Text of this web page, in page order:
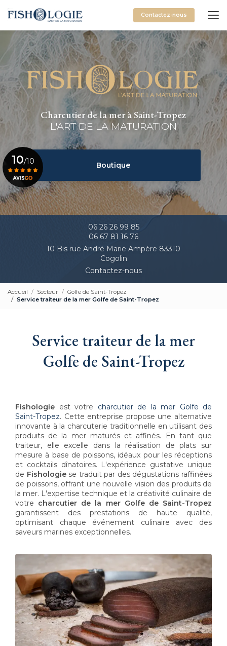
au
principal
Contactez-nous
Charcutier de la mer à Saint-Tropez
L'ART DE LA MATURATION
Boutique
06 26 26 99 85
06 67 81 16 76
10 Bis rue André Marie Ampère 83310
Cogolin
Contactez-nous
10/10
Voir le certificat
Accueil Secteur
Golfe de Saint-Tropez
Service traiteur de la mer Golfe de Saint-Tropez
Service traiteur de la mer
Golfe de Saint-Tropez
Fishologie est votre charcutier de la mer Golfe de
Saint-Tropez. Cette entreprise propose une alternative
innovante à la charcuterie traditionnelle en utilisant des
produits de la mer maturés et affinés. En tant que
traiteur, elle excelle dans la réalisation de plats sur
mesure à base de poissons, idéaux pour les réceptions
et cocktails dînatoires. L'expérience gustative unique
de Fishologiese traduit par des dégustations raffinées
de poissons, offrant une nouvelle vision des produits de
la mer. L'expertise technique et la créativité culinaire de
votre charcutier de la mer Golfe de Saint-Tropez
garantissent des prestations de haute qualité,
optimisant chaque événement culinaire avec des
saveurs marines exceptionnelles.